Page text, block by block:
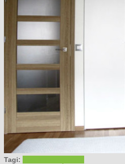
Tagi: